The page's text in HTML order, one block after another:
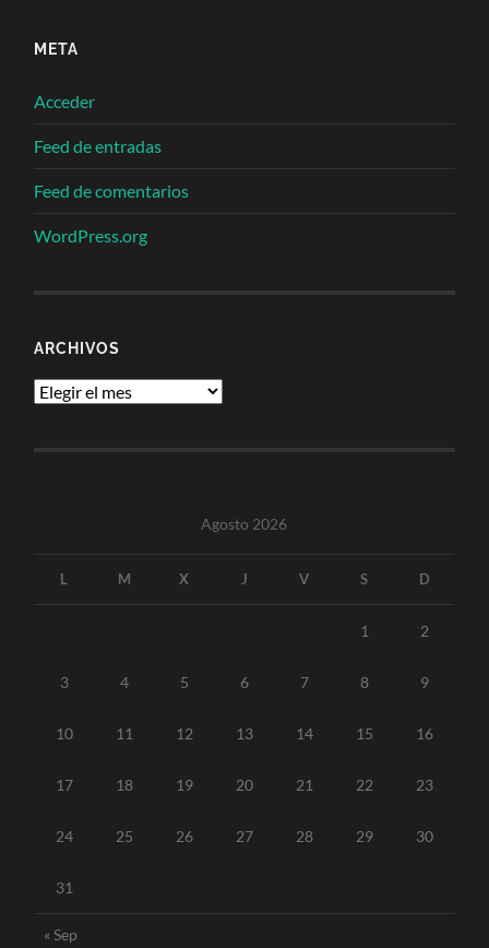
META
Acceder
Feed de entradas
Feed de comentarios
WordPress.org
ARCHIVOS
Archivos
Agosto 2026
L M X J V S D
1 2
3 4 5 6 7 8 9
10 11 12 13 14 15 16
17 18 19 20 21 22 23
24 25 26 27 28 29 30
31
« Sep